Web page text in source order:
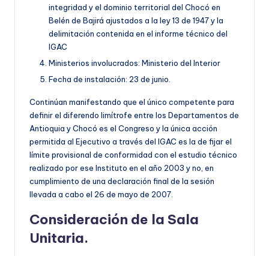
integridad y el dominio territorial del Chocó en
Belén de Bajirá ajustados a la ley 13 de 1947 y la
delimitación contenida en el informe técnico del
IGAC
Ministerios involucrados: Ministerio del Interior
Fecha de instalación: 23 de junio.
Continúan manifestando que el único competente para
definir el diferendo limítrofe entre los Departamentos de
Antioquia y Chocó es el Congreso y la única acción
permitida al Ejecutivo a través del IGAC es la de fijar el
límite provisional de conformidad con el estudio técnico
realizado por ese Instituto en el año 2003 y no, en
cumplimiento de una declaración final de la sesión
llevada a cabo el 26 de mayo de 2007.
Consideración de la Sala
Unitaria.